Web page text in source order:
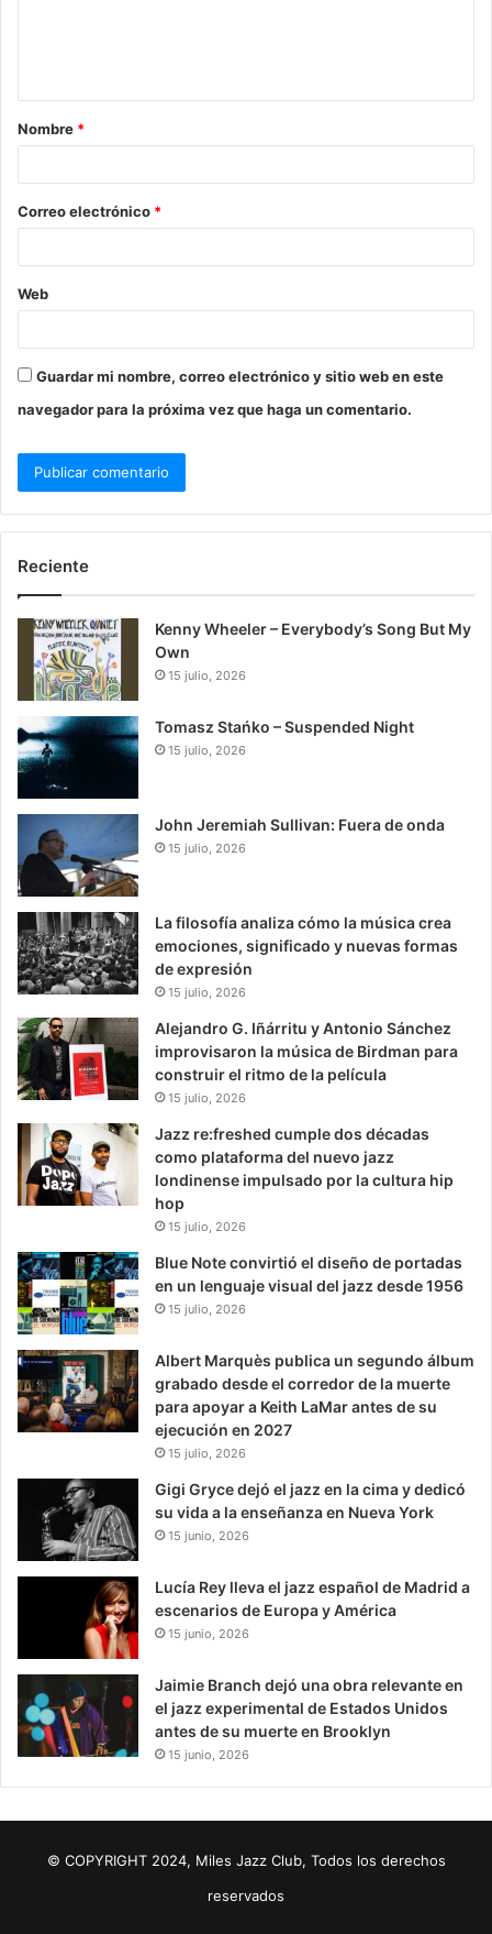
Nombre *
Correo electrónico *
Web
Guardar mi nombre, correo electrónico y sitio web en este
navegador para la próxima vez que haga un comentario.
Reciente
Kenny Wheeler – Everybody’s Song But My
Own
15 julio, 2026
Tomasz Stańko – Suspended Night
15 julio, 2026
John Jeremiah Sullivan: Fuera de onda
15 julio, 2026
La filosofía analiza cómo la música crea
emociones, significado y nuevas formas
de expresión
15 julio, 2026
Alejandro G. Iñárritu y Antonio Sánchez
improvisaron la música de Birdman para
construir el ritmo de la película
15 julio, 2026
Jazz re:freshed cumple dos décadas
como plataforma del nuevo jazz
londinense impulsado por la cultura hip
hop
15 julio, 2026
Blue Note convirtió el diseño de portadas
en un lenguaje visual del jazz desde 1956
15 julio, 2026
Albert Marquès publica un segundo álbum
grabado desde el corredor de la muerte
para apoyar a Keith LaMar antes de su
ejecución en 2027
15 julio, 2026
Gigi Gryce dejó el jazz en la cima y dedicó
su vida a la enseñanza en Nueva York
15 junio, 2026
Lucía Rey lleva el jazz español de Madrid a
escenarios de Europa y América
15 junio, 2026
Jaimie Branch dejó una obra relevante en
el jazz experimental de Estados Unidos
antes de su muerte en Brooklyn
15 junio, 2026
© COPYRIGHT 2024, Miles Jazz Club, Todos los derechos
reservados